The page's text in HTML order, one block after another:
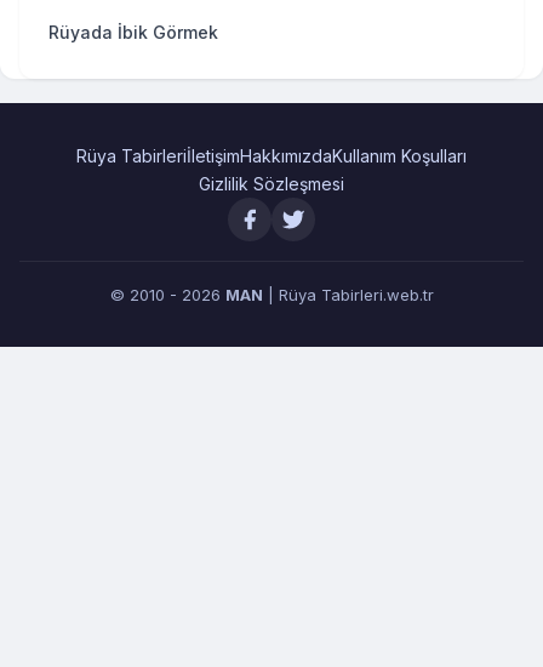
Rüyada İbik Görmek
Rüya TabirleriİletişimHakkımızdaKullanım Koşulları
Gizlilik Sözleşmesi
© 2010 - 2026 MAN | Rüya Tabirleri.web.tr